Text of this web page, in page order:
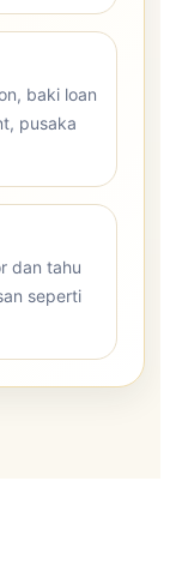
baki loan
pusaka
dan tahu
seperti